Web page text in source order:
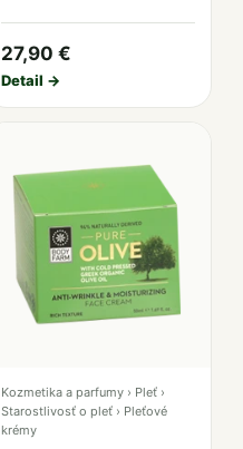
27,90 €
Detail →
Kozmetika a parfumy › Pleť ›
Starostlivosť o pleť › Pleťové
krémy